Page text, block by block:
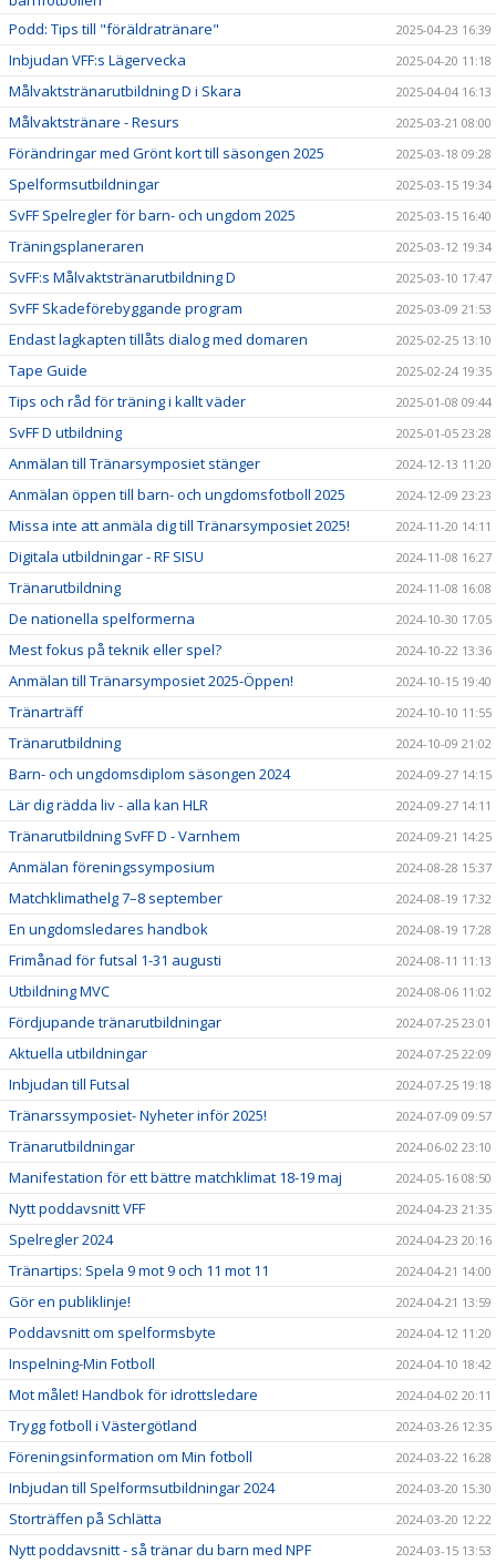
Podd: Tips till "föräldratränare"
2025-04-23 16:39
Inbjudan VFF:s Lägervecka 2025-04-20 11:18
Målvaktstränarutbildning D i Skara 2025-04-04 16:13
Målvaktstränare - Resurs 2025-03-21 08:00
Förändringar med Grönt kort till säsongen 2025 2025-03-18 09:28
Spelformsutbildningar 2025-03-15 19:34
SvFF Spelregler för barn- och ungdom 2025 2025-03-15 16:40
Träningsplaneraren 2025-03-12 19:34
SvFF:s Målvaktstränarutbildning D 2025-03-10 17:47
SvFF Skadeförebyggande program 2025-03-09 21:53
Endast lagkapten tillåts dialog med domaren 2025-02-25 13:10
Tape Guide 2025-02-24 19:35
Tips och råd för träning i kallt väder 2025-01-08 09:44
SvFF D utbildning 2025-01-05 23:28
Anmälan till Tränarsymposiet stänger 2024-12-13 11:20
Anmälan öppen till barn- och ungdomsfotboll 2025 2024-12-09 23:23
Missa inte att anmäla dig till Tränarsymposiet 2025! 2024-11-20 14:11
Digitala utbildningar - RF SISU 2024-11-08 16:27
Tränarutbildning 2024-11-08 16:08
De nationella spelformerna 2024-10-30 17:05
Mest fokus på teknik eller spel? 2024-10-22 13:36
Anmälan till Tränarsymposiet 2025-Öppen! 2024-10-15 19:40
Tränarträff 2024-10-10 11:55
Tränarutbildning 2024-10-09 21:02
Barn- och ungdomsdiplom säsongen 2024 2024-09-27 14:15
Lär dig rädda liv - alla kan HLR 2024-09-27 14:11
Tränarutbildning SvFF D - Varnhem 2024-09-21 14:25
Anmälan föreningssymposium 2024-08-28 15:37
Matchklimathelg 7–8 september 2024-08-19 17:32
En ungdomsledares handbok 2024-08-19 17:28
Frimånad för futsal 1-31 augusti 2024-08-11 11:13
Utbildning MVC 2024-08-06 11:02
Fördjupande tränarutbildningar 2024-07-25 23:01
Aktuella utbildningar 2024-07-25 22:09
Inbjudan till Futsal 2024-07-25 19:18
Tränarssymposiet- Nyheter inför 2025! 2024-07-09 09:57
Tränarutbildningar 2024-06-02 23:10
Manifestation för ett bättre matchklimat 18-19 maj 2024-05-16 08:50
Nytt poddavsnitt VFF 2024-04-23 21:35
Spelregler 2024 2024-04-23 20:16
Tränartips: Spela 9 mot 9 och 11 mot 11 2024-04-21 14:00
Gör en publiklinje! 2024-04-21 13:59
Poddavsnitt om spelformsbyte 2024-04-12 11:20
Inspelning-Min Fotboll 2024-04-10 18:42
Mot målet! Handbok för idrottsledare 2024-04-02 20:11
Trygg fotboll i Västergötland 2024-03-26 12:35
Föreningsinformation om Min fotboll 2024-03-22 16:28
Inbjudan till Spelformsutbildningar 2024 2024-03-20 15:30
Storträffen på Schlätta 2024-03-20 12:22
Nytt poddavsnitt - så tränar du barn med NPF 2024-03-15 13:53